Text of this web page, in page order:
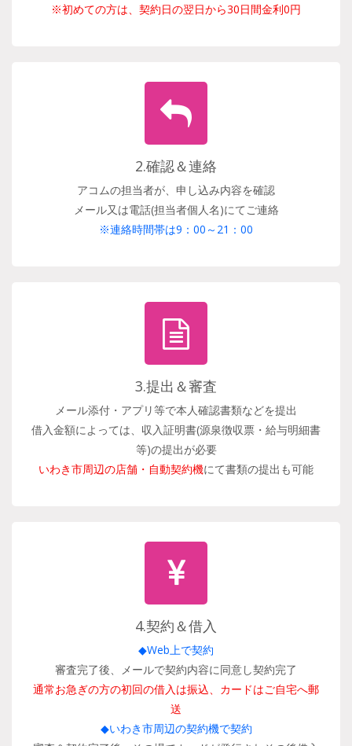
※初めての方は、契約日の翌日から30日間金利0円
2.確認＆連絡
アコムの担当者が、申し込み内容を確認
メール又は電話(担当者個人名)にてご連絡
※連絡時間帯は9：00～21：00
3.提出＆審査
メール添付・アプリ等で本人確認書類などを提出
借入金額によっては、収入証明書(源泉徴収票・給与明細書
等)の提出が必要
いわき市周辺の店舗・自動契約機にて書類の提出も可能
4.契約＆借入
◆Web上で契約
審査完了後、メールで契約内容に同意し契約完了
通常お急ぎの方の初回の借入は振込、カードはご自宅へ郵
送
◆いわき市周辺の契約機で契約